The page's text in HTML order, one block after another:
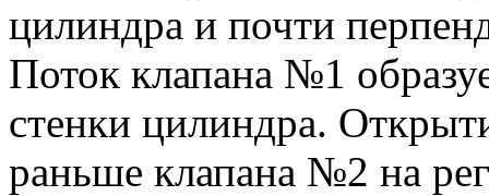
цилиндра и почти
Поток клапана №1
стенки цилиндра.
раньше клапана №2 на